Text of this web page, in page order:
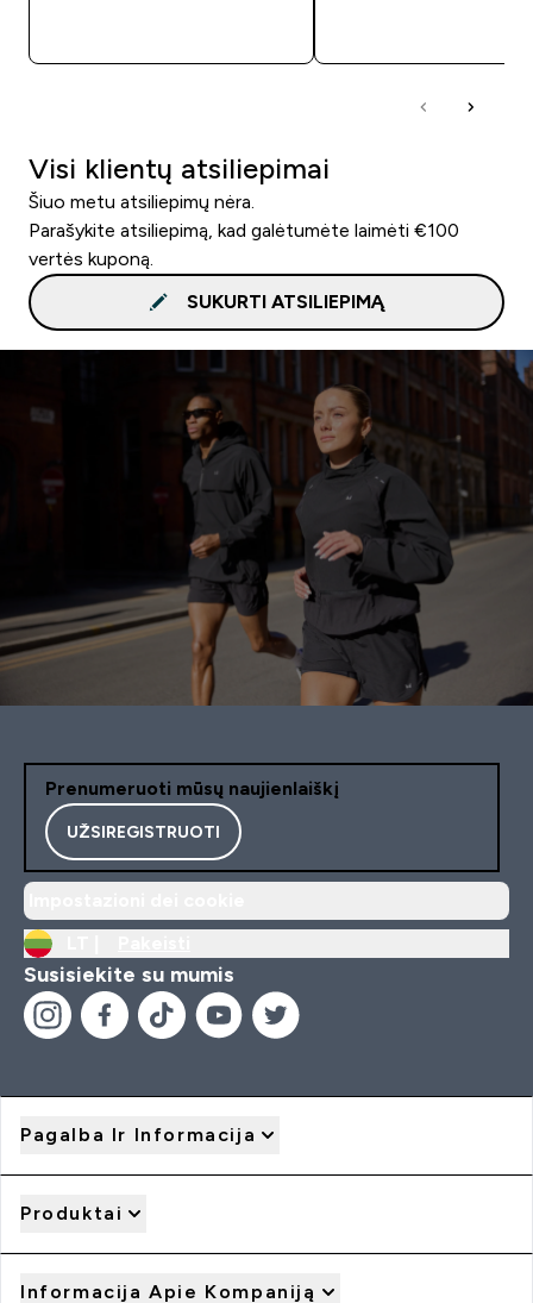
Visi klientų atsiliepimai
Šiuo metu atsiliepimų nėra.
Parašykite atsiliepimą, kad galėtumėte laimėti €100
vertės kuponą.
SUKURTI ATSILIEPIMĄ
Prenumeruoti mūsų naujienlaiškį
UŽSIREGISTRUOTI
Susisiekite su mumis
Pagalba Ir Informacija
Produktai
Informacija Apie Kompaniją